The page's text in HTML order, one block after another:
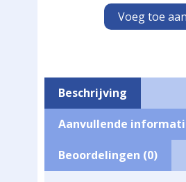
Voeg toe
Beschrijving
Aanvullende
Beoordelingen (0)